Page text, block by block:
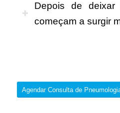
Depois de deixar
começam a surgir
Agendar Consulta de